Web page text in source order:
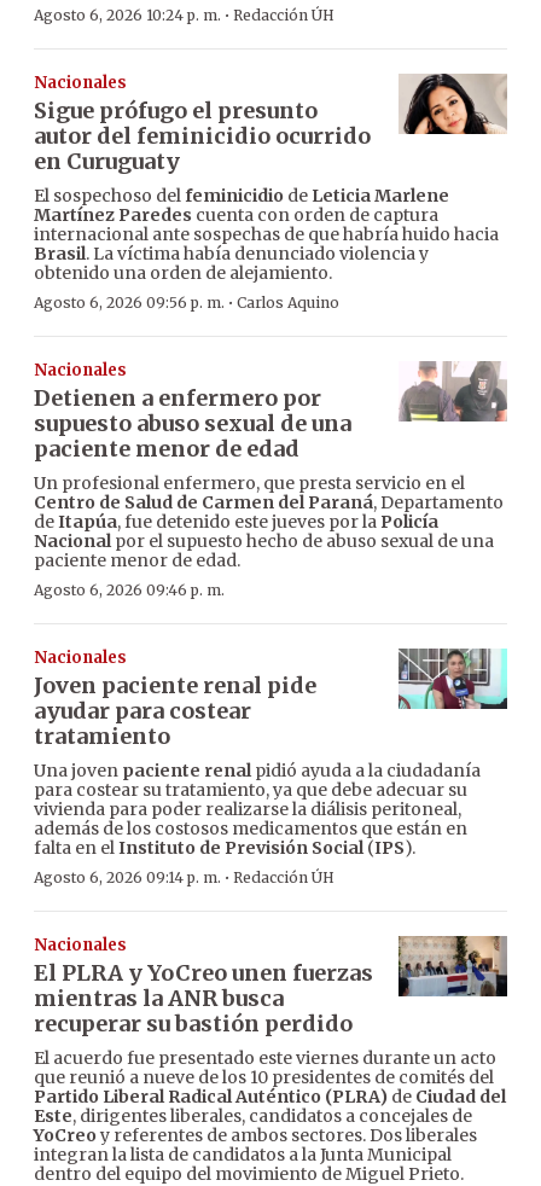
Agosto 6, 2026 10:24 p. m. · Redacción ÚH
Nacionales
Sigue prófugo el presunto
autor del feminicidio ocurrido
en Curuguaty
El sospechoso delfeminicidio de Leticia Marlene
Martínez Paredes cuenta con orden de captura
internacional ante sospechas de que habría huido hacia
Brasil. La víctima había denunciado violencia y
obtenido una orden de alejamiento.
Agosto 6, 2026 09:56 p. m. · Carlos Aquino
Nacionales
Detienen a enfermero por
supuesto abuso sexual de una
paciente menor de edad
Un profesional enfermero, que presta servicio en el
Centro de Salud de Carmen del Paraná, Departamento
deItapúa, fue detenido este jueves por la Policía
Nacionalpor el supuesto hecho de abuso sexual de una
paciente menor de edad.
Agosto 6, 2026 09:46 p. m.
Nacionales
Joven paciente renal pide
ayudar para costear
tratamiento
Una joven paciente renalpidió ayuda a la ciudadanía
para costear su tratamiento, ya que debe adecuar su
vivienda para poder realizarse la diálisis peritoneal,
además de los costosos medicamentos que están en
falta en elInstituto de Previsión Social(IPS).
Agosto 6, 2026 09:14 p. m. · Redacción ÚH
Nacionales
El PLRA y YoCreo unen fuerzas
mientras la ANR busca
recuperar su bastión perdido
El acuerdo fue presentado este viernes durante un acto
que reunió a nueve de los 10 presidentes de comités del
Partido Liberal Radical Auténtico (PLRA) de Ciudad del
Este, dirigentes liberales, candidatos a concejales de
YoCreo y referentes de ambos sectores. Dos liberales
integran la lista de candidatos a la Junta Municipal
dentro del equipo del movimiento de Miguel Prieto.